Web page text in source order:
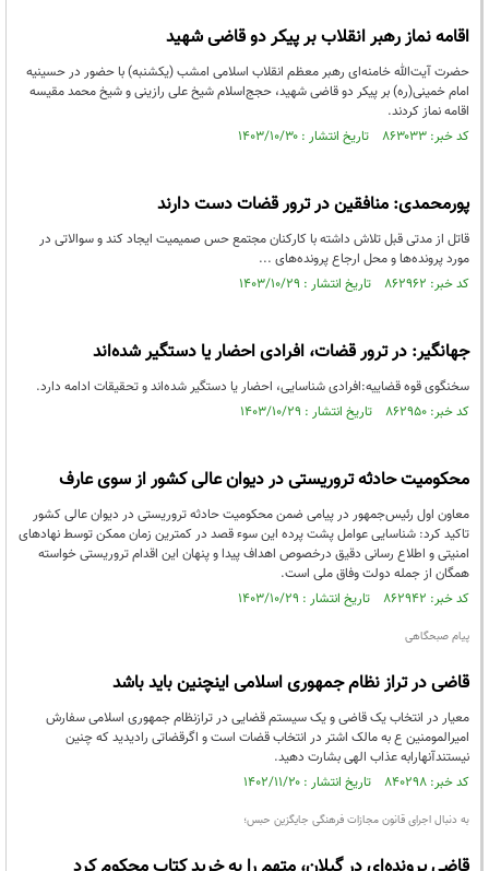
اقامه نماز رهبر انقلاب بر پیکر دو قاضی شهید
حضرت آیت‌الله خامنه‌ای رهبر معظم انقلاب اسلامی امشب (یکشنبه) با حضور در حسینیه
امام خمینی(ره) بر پیکر دو قاضی شهید، حجج‌اسلام شیخ علی رازینی و شیخ محمد مقیسه
اقامه نماز کردند.
کد خبر: ۸۶۳۰۳۳ تاریخ انتشار : ۱۴۰۳/۱۰/۳۰
پورمحمدی: منافقین در ترور قضات دست دارند
قاتل از مدتی قبل تلاش داشته با کارکنان مجتمع حس صمیمیت ایجاد کند و سوالاتی در
مورد پرونده‌ها و محل ارجاع پرونده‌های ...
کد خبر: ۸۶۲۹۶۲ تاریخ انتشار : ۱۴۰۳/۱۰/۲۹
جهانگیر: در ترور قضات، افرادی احضار یا دستگیر شده‌اند
سخنگوی قوه قضاییه:افرادی شناسایی، احضار یا دستگیر شده‌اند و تحقیقات ادامه دارد.
کد خبر: ۸۶۲۹۵۰ تاریخ انتشار : ۱۴۰۳/۱۰/۲۹
محکومیت حادثه تروریستی در دیوان عالی کشور از سوی عارف
معاون اول رئیس‌جمهور در پیامی ضمن محکومیت حادثه تروریستی در دیوان عالی کشور
تاکید کرد: شناسایی عوامل پشت پرده این سوء قصد در کمترین زمان ممکن توسط نهادهای
امنیتی و اطلاع رسانی دقیق درخصوص اهداف پیدا و پنهان این اقدام تروریستی خواسته
همگان از جمله دولت وفاق ملی است.
کد خبر: ۸۶۲۹۴۲ تاریخ انتشار : ۱۴۰۳/۱۰/۲۹
پیام صبحگاهی
قاضی در تراز نظام جمهوری اسلامی اینچنین باید باشد
معیار در انتخاب یک قاضی و یک سیستم قضایی در ترازنظام جمهوری اسلامی سفارش
امیرالمومنین ع به مالک اشتر در انتخاب قضات است و اگرقضاتی رادیدید که چنین
نیستندآنهارابه عذاب الهی بشارت دهید.
کد خبر: ۸۴۰۲۹۸ تاریخ انتشار : ۱۴۰۲/۱۱/۲۰
به دنبال اجرای قانون مجازات فرهنگی جایگزین حبس؛